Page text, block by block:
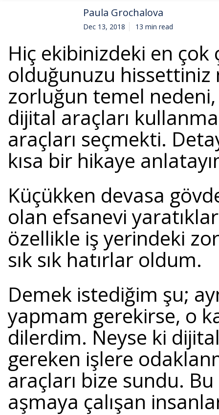
Paula Grochalova
Dec 13, 2018 13 min read
Hiç ekibinizdeki en çok
olduğunuzu hissettiniz
zorluğun temel
dijital araçları
araçları seçmekti.
kısa bir hikaye
Küçükken devasa
olan efsanevi
özellikle iş yerindeki
sık sık hatırlar oldum.
Demek istediğim şu;
yapmam gerekirse, o
dilerdim. Neyse ki
gereken işlere
araçları bize sundu.
aşmaya çalışan